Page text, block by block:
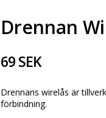
Drennan
69 SEK
Drennans wirelås är
förbindning.